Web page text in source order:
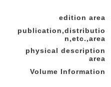
edition area
publication,distributio
n,etc.,area
physical description
area
Volume Information